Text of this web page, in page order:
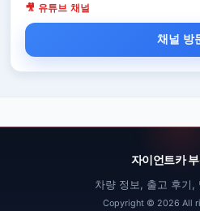
🎥 유튜브 채널
채널 방
자이언트카
차량 정보, 출고 후기,
Copyright © 2026 All